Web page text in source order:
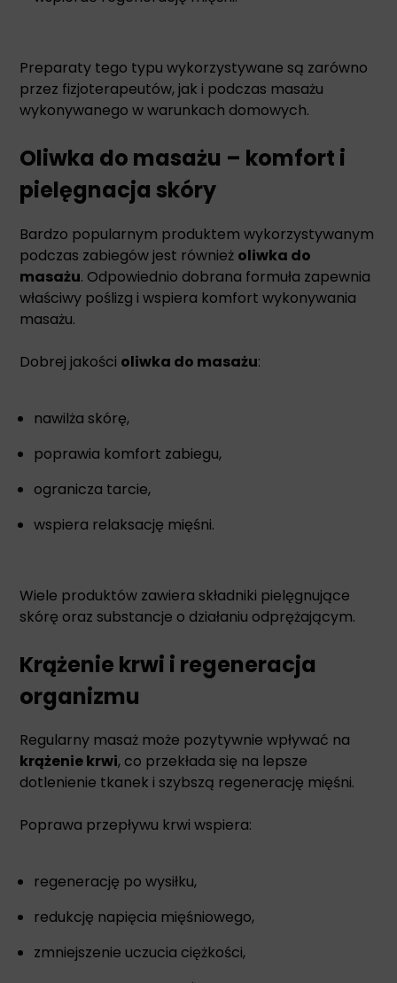
Preparaty tego typu wykorzystywane są zarówno
przez fizjoterapeutów, jak i podczas masażu
wykonywanego w warunkach domowych.
Oliwka do masażu – komfort i
pielęgnacja skóry
Bardzo popularnym produktem wykorzystywanym
podczas zabiegów jest również oliwka do
masażu. Odpowiednio dobrana formuła zapewnia
właściwy poślizg i wspiera komfort wykonywania
masażu.
Dobrej jakości oliwka do masażu:
nawilża skórę,
poprawia komfort zabiegu,
ogranicza tarcie,
wspiera relaksację mięśni.
Wiele produktów zawiera składniki pielęgnujące
skórę oraz substancje o działaniu odprężającym.
Krążenie krwi i regeneracja
organizmu
Regularny masaż może pozytywnie wpływać na
krążenie krwi, co przekłada się na lepsze
dotlenienie tkanek i szybszą regenerację mięśni.
Poprawa przepływu krwi wspiera:
regenerację po wysiłku,
redukcję napięcia mięśniowego,
zmniejszenie uczucia ciężkości,